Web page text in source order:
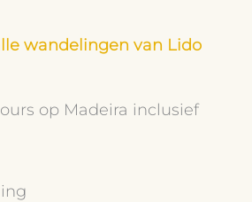
wandelingen van Lido
op Madeira inclusief